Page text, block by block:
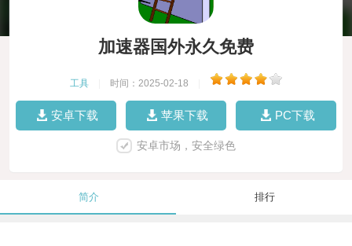
加速器国外永久免费
工具 时间：2025-02-18
安卓下载 苹果下载 PC下载
安卓市场，安全绿色
简介 排行